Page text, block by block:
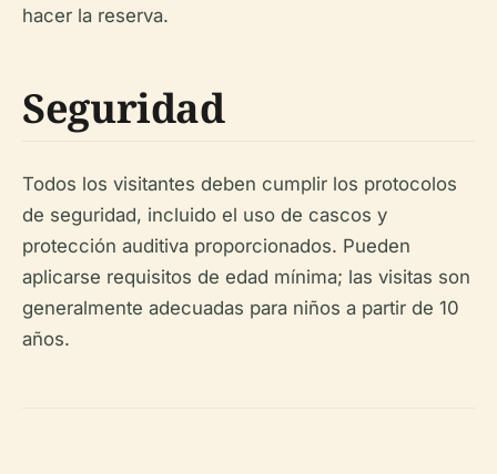
hacer la reserva.
Seguridad
Todos los visitantes deben cumplir los protocolos
de seguridad, incluido el uso de cascos y
protección auditiva proporcionados. Pueden
aplicarse requisitos de edad mínima; las visitas son
generalmente adecuadas para niños a partir de 10
años.